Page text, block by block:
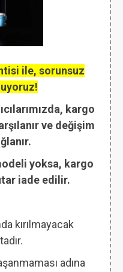
ile, sorunsuz
kargo
ve değişim
yoksa, kargo
iade edilir.
kırılmayacak
adına